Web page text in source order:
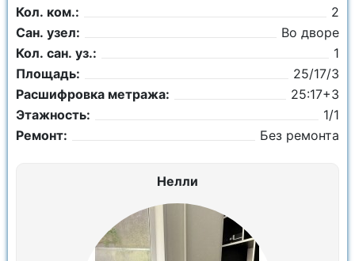
Кол. ком.:
2
Сан. узел:
Во дворе
Кол. сан. уз.:
1
Площадь:
25/17/3
Расшифровка метража:
25:17+3
Этажность:
1/1
Ремонт:
Без ремонта
Нелли